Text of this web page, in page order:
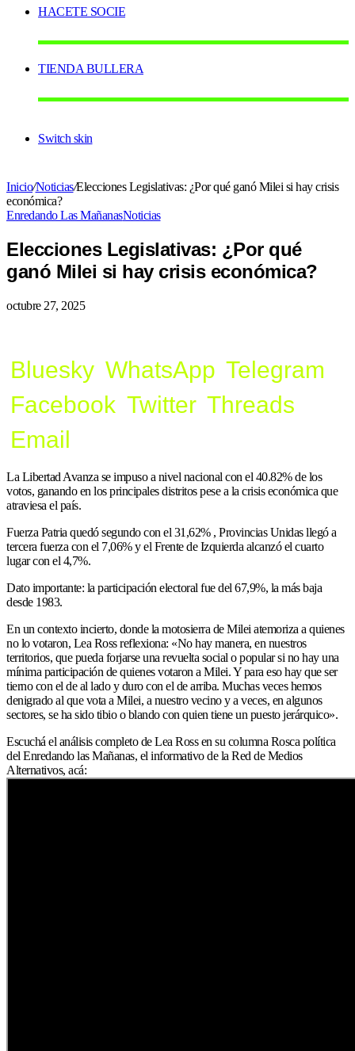
HACETE SOCIE
TIENDA BULLERA
Switch skin
Inicio/Noticias/Elecciones Legislativas: ¿Por qué ganó Milei si hay crisis
económica?
Enredando Las MañanasNoticias
Elecciones Legislativas: ¿Por qué
ganó Milei si hay crisis económica?
octubre 27, 2025
Bluesky WhatsApp Telegram
Facebook Twitter Threads
Email
La Libertad Avanza se impuso a nivel nacional con el 40.82% de los
votos, ganando en los principales distritos pese a la crisis económica que
atraviesa el país.
Fuerza Patria quedó segundo con el 31,62% , Provincias Unidas llegó a
tercera fuerza con el 7,06% y el Frente de Izquierda alcanzó el cuarto
lugar con el 4,7%.
Dato importante: la participación electoral fue del 67,9%, la más baja
desde 1983.
En un contexto incierto, donde la motosierra de Milei atemoriza a quienes
no lo votaron, Lea Ross reflexiona: «No hay manera, en nuestros
territorios, que pueda forjarse una revuelta social o popular si no hay una
mínima participación de quienes votaron a Milei. Y para eso hay que ser
tierno con el de al lado y duro con el de arriba. Muchas veces hemos
denigrado al que vota a Milei, a nuestro vecino y a veces, en algunos
sectores, se ha sido tibio o blando con quien tiene un puesto jerárquico».
Escuchá el análisis completo de Lea Ross en su columna Rosca política
del Enredando las Mañanas, el informativo de la Red de Medios
Alternativos, acá: